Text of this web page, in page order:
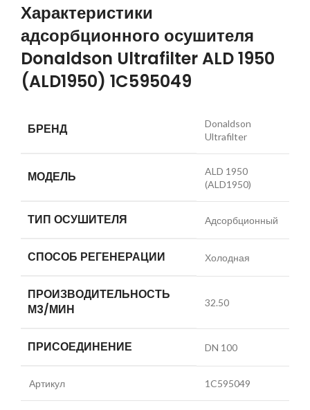
Характеристики
адсорбционного осушителя
Donaldson Ultrafilter ALD 1950
(ALD1950) 1C595049
БРЕНД
Donaldson
Ultrafilter
МОДЕЛЬ
ALD 1950
(ALD1950)
ТИП ОСУШИТЕЛЯ Адсорбционный
СПОСОБ РЕГЕНЕРАЦИИ Холодная
ПРОИЗВОДИТЕЛЬНОСТЬ
М3/МИН
32.50
ПРИСОЕДИНЕНИЕ DN 100
Артикул 1C595049